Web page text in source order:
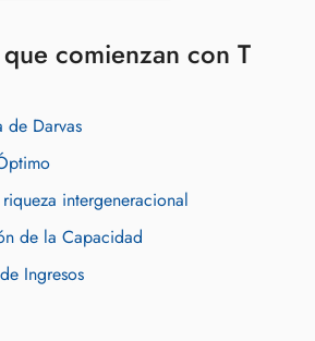
comienzan con T
de Darvas
intergeneracional
de la Capacidad
Ingresos